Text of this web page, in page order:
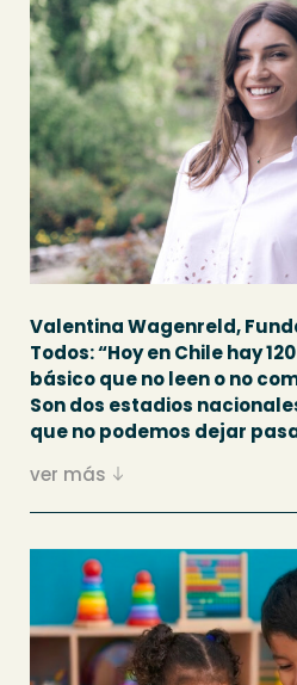
Valentina Wagenreld,
Todos: “Hoy en Chile hay
básico que no leen o no
Son dos estadios
que no podemos dejar
ver más